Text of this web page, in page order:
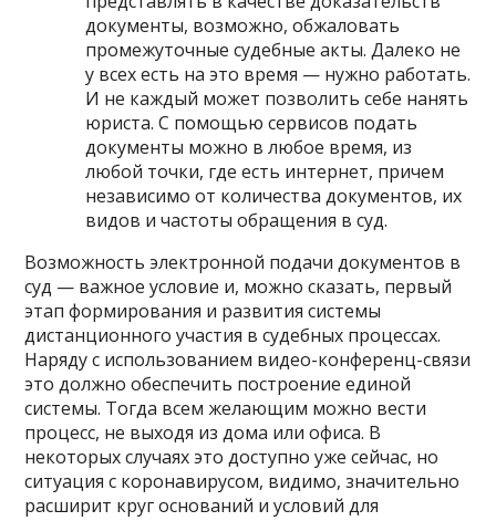
документы, возможно, обжаловать
промежуточные судебные акты. Далеко не
у всех есть на это время — нужно работать.
И не каждый может позволить себе нанять
юриста. С помощью сервисов подать
документы можно в любое время, из
любой точки, где есть интернет, причем
независимо от количества документов, их
видов и частоты обращения в суд.
Возможность электронной подачи документов в
суд — важное условие и, можно сказать, первый
этап формирования и развития системы
дистанционного участия в судебных процессах.
Наряду с использованием видео-конференц-связи
это должно обеспечить построение единой
системы. Тогда всем желающим можно вести
процесс, не выходя из дома или офиса. В
некоторых случаях это доступно уже сейчас, но
ситуация с коронавирусом, видимо, значительно
расширит круг оснований и условий для